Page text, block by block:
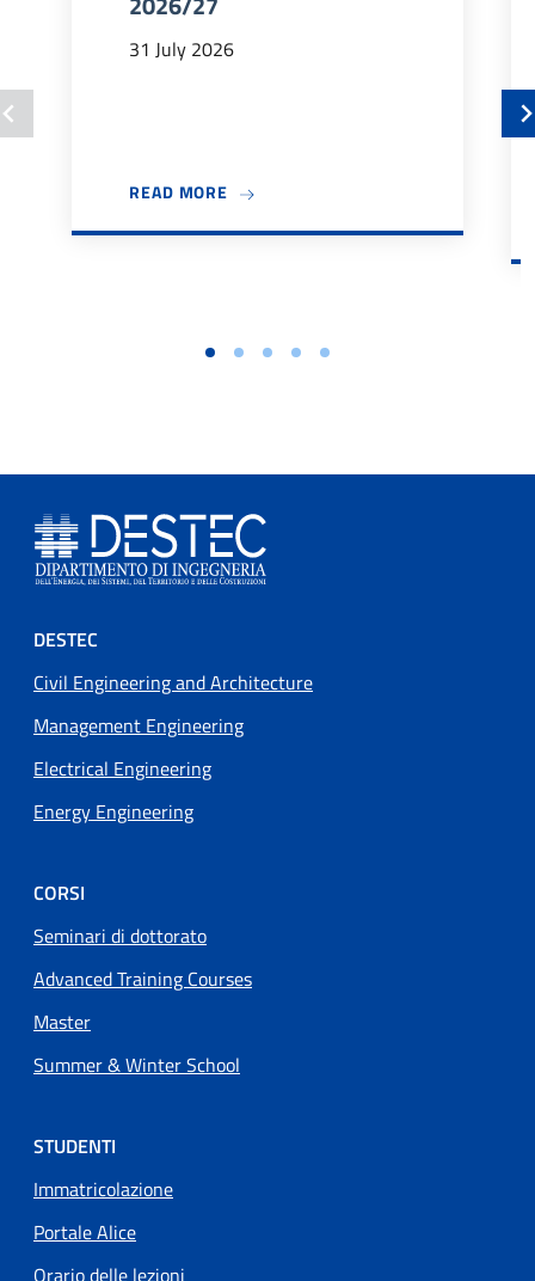
31 July 2026
READ MORE ABOUT BANDO TUTOR DIDATTICI
Footer menu
DESTEC
Civil Engineering and Architecture
Management Engineering
Electrical Engineering
Energy Engineering
CORSI
Seminari di dottorato
Advanced Training Courses
Master
Summer & Winter School
STUDENTI
Immatricolazione
Portale Alice